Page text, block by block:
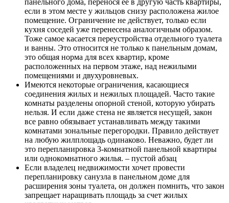
панельного дома, перенося ее в другую часть квартиры,
если в этом месте у жильцов снизу расположена жилое
помещение. Ограничение не действует, только если
кухня соседей уже перенесена аналогичным образом.
Тоже самое касается переустройства отдельного туалета
и ванны. Это относится не только к панельным домам,
это общая норма для всех квартир, кроме
расположенных на первом этаже, над нежилыми
помещениями и двухуровневых.
Имеются некоторые ограничения, касающиеся
соединения жилых и нежилых площадей. Часто такие
комнаты разделены опорной стеной, которую убирать
нельзя. И если даже стена не является несущей, закон
все равно обязывает устанавливать между такими
комнатами зональные перегородки. Правило действует
на любую жилплощадь одинаково. Неважно, будет ли
это перепланировка 3-комнатной панельной квартиры
или однокомнатного жилья. – пустой абзац
Если владелец недвижимости хочет провести
перепланировку санузла в панельном доме для
расширения зоны туалета, он должен помнить, что закон
запрещает наращивать площадь за счет жилых